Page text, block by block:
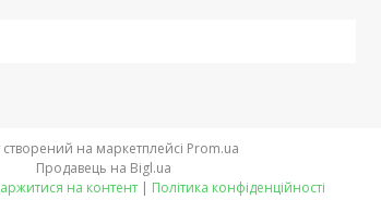
створений на маркетплейсі Prom.ua
Продавець на Bigl.ua
на контент | Політика конфіденційності